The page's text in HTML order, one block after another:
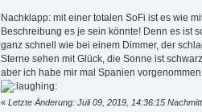
Nachklapp: mit einer totalen SoFi ist es wie
Beschreibung es je sein könnte! Denn es ist
ganz schnell wie bei einem Dimmer, der
Sterne sehen mit Glück, die Sonne ist
aber ich habe mir mal Spanien
« Letzte Änderung: Juli 09, 2019, 14:36:15